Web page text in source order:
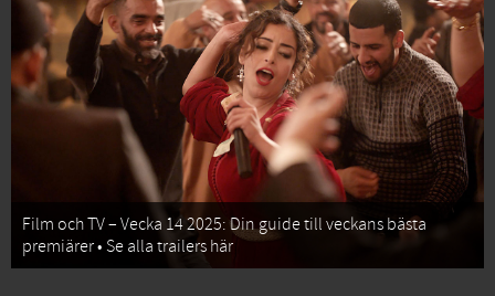
Film och TV – Vecka 14 2025: Din guide till veckans bästa
premiärer • Se alla trailers här